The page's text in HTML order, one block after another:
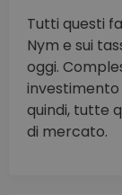
Tutti questi
Nym e sui
oggi.
quindi, tutte
di mercato.